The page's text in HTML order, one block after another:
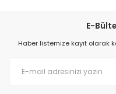
E-
Haber listemize kayıt olarak